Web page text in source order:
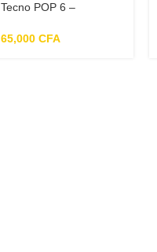
Tecno POP 6 –
2 Go
65,000CFA